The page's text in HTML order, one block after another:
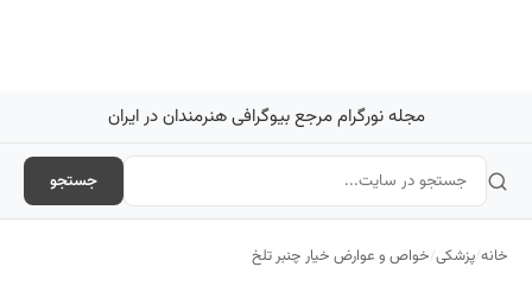
مجله نورگرام مرجع بیوگرافی هنرمندان در ایران
جستجو
خانه/پزشکی/خواص و عوارض خیار چنبر تلخ